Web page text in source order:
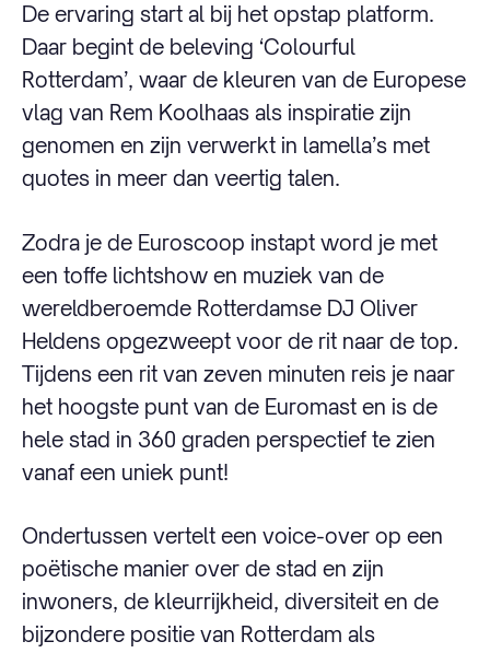
De ervaring start al bij het opstap platform.
Daar begint de beleving ‘Colourful
Rotterdam’, waar de kleuren van de Europese
vlag van Rem Koolhaas als inspiratie zijn
genomen en zijn verwerkt in lamella’s met
quotes in meer dan veertig talen.
Zodra je de Euroscoop instapt word je met
een toffe lichtshow en muziek van de
wereldberoemde Rotterdamse DJ Oliver
Heldens opgezweept voor de rit naar de top.
Tijdens een rit van zeven minuten reis je naar
het hoogste punt van de Euromast en is de
hele stad in 360 graden perspectief te zien
vanaf een uniek punt!
Ondertussen vertelt een voice-over op een
poëtische manier over de stad en zijn
inwoners, de kleurrijkheid, diversiteit en de
bijzondere positie van Rotterdam als